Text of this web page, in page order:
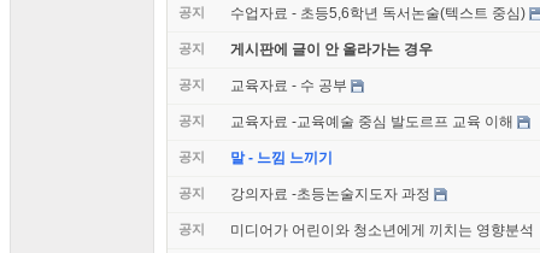
공지 수업자료 - 초등5,6학년 독서논술(텍스트 중심)
공지 게시판에 글이 안 올라가는 경우
공지 교육자료 - 수 공부
공지 교육자료 -교육예술 중심 발도르프 교육 이해
공지 말 - 느낌 느끼기
공지 강의자료 -초등논술지도자 과정
공지 미디어가 어린이와 청소년에게 끼치는 영향분석